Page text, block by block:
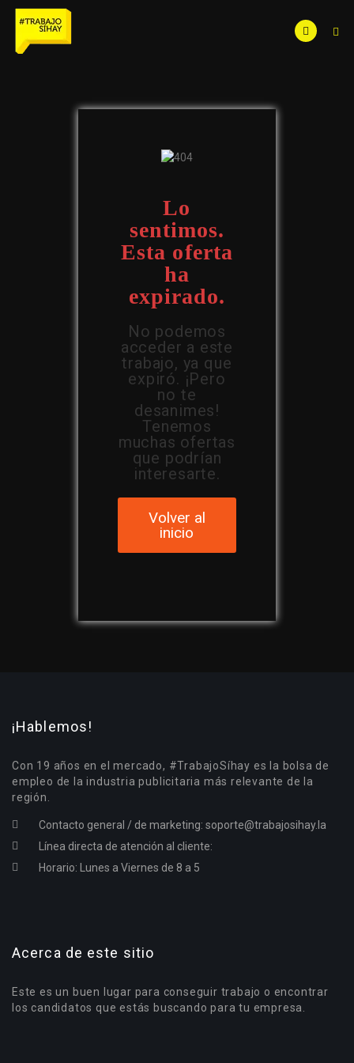
Lo
sentimos.
Esta oferta
ha
expirado.
No podemos
acceder a este
trabajo, ya que
expiró. ¡Pero
no te
desanimes!
Tenemos
muchas ofertas
que podrían
interesarte.
Volver al
inicio
¡Hablemos!
Con 19 años en el mercado, #TrabajoSíhay es la bolsa de
empleo de la industria publicitaria más relevante de la
región.
Contacto general / de marketing: soporte@trabajosihay.la
Línea directa de atención al cliente:
Horario: Lunes a Viernes de 8 a 5
Acerca de este sitio
Este es un buen lugar para conseguir trabajo o encontrar
los candidatos que estás buscando para tu empresa.